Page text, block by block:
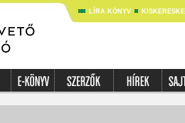
LÍRA KÖNYV